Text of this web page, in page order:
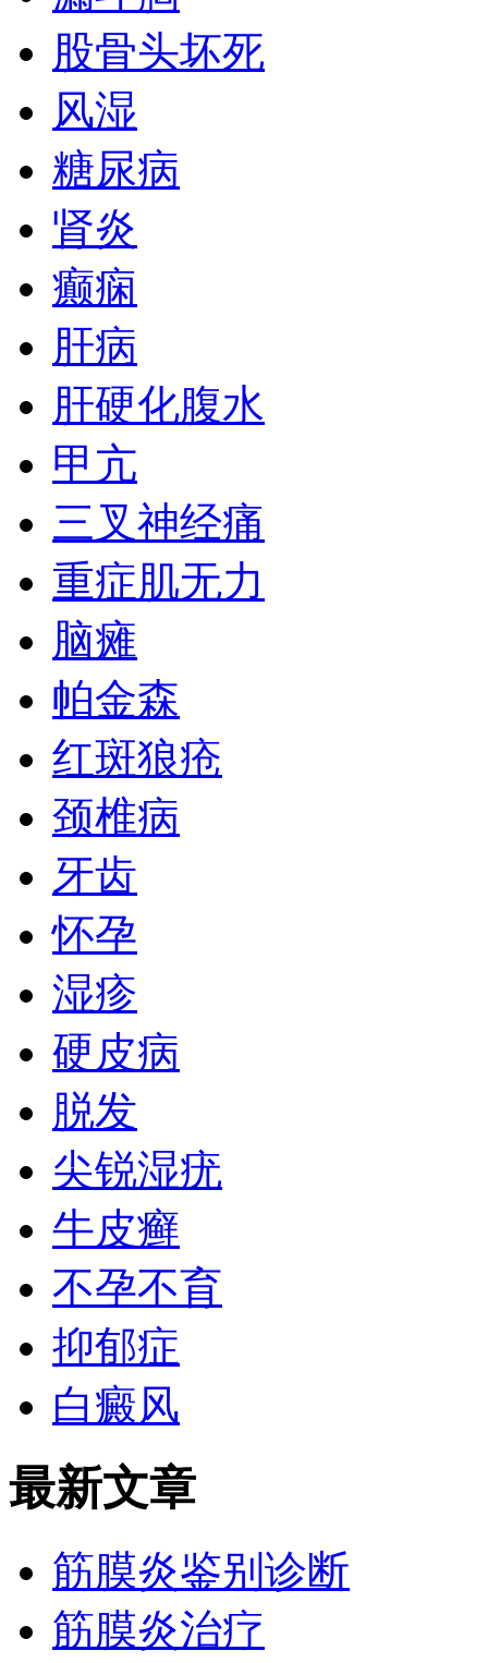
股骨头坏死
风湿
糖尿病
肾炎
癫痫
肝病
肝硬化腹水
甲亢
三叉神经痛
重症肌无力
脑瘫
帕金森
红斑狼疮
颈椎病
牙齿
怀孕
湿疹
硬皮病
脱发
尖锐湿疣
牛皮癣
不孕不育
抑郁症
白癜风
最新文章
筋膜炎鉴别诊断
筋膜炎治疗